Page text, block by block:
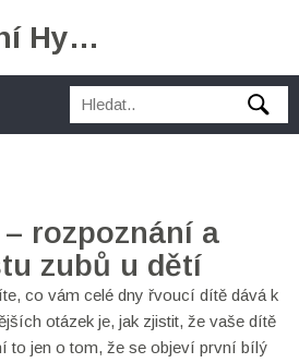
Péče o Zubní Hygienu
rozpoznání a
zubů u dětí
co vám celé dny řvoucí dítě dává k
otázek je, jak zjistit, že vaše dítě
to jen o tom, že se objeví první bílý